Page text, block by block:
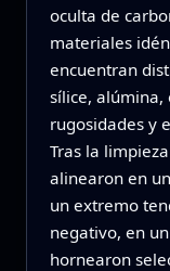
oculta de
materiales
encuentran
sílice, alúmina,
rugosidades y
Tras la
alinearon en
un extremo
negativo, en
hornearon